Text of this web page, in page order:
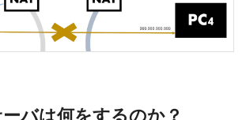
バは何をするのか？